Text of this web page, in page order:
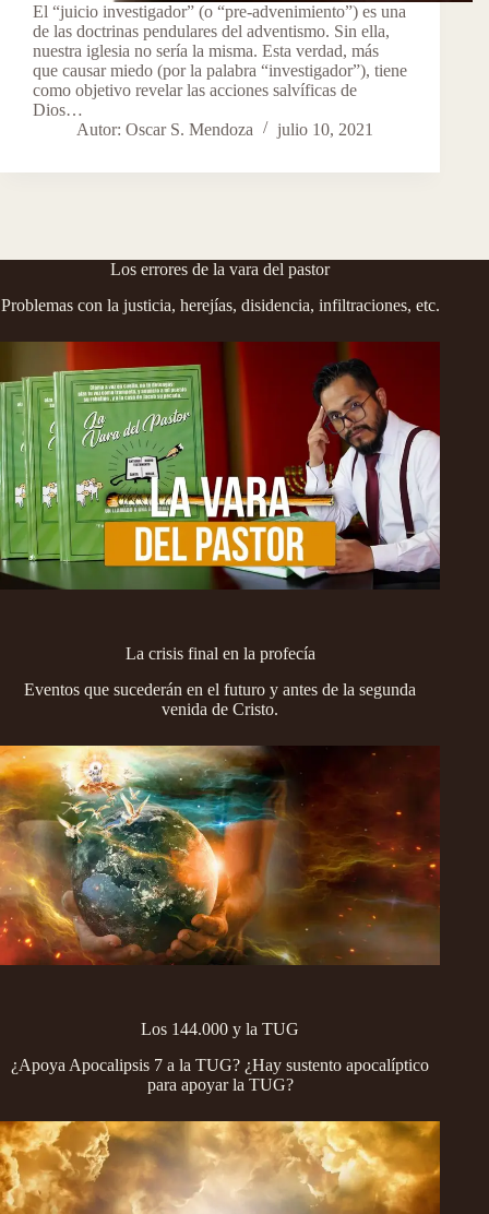
El “juicio investigador” (o “pre-advenimiento”) es una
de las doctrinas pendulares del adventismo. Sin ella,
nuestra iglesia no sería la misma. Esta verdad, más
que causar miedo (por la palabra “investigador”), tiene
como objetivo revelar las acciones salvíficas de
Dios…
Autor: Oscar S. Mendoza
julio 10, 2021
Los errores de la vara del pastor
Problemas con la justicia, herejías, disidencia, infiltraciones, etc.
La crisis final en la profecía
Eventos que sucederán en el futuro y antes de la segunda
venida de Cristo.
Los 144.000 y la TUG
¿Apoya Apocalipsis 7 a la TUG? ¿Hay sustento apocalíptico
para apoyar la TUG?